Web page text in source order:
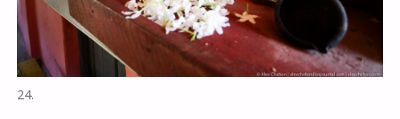
24.